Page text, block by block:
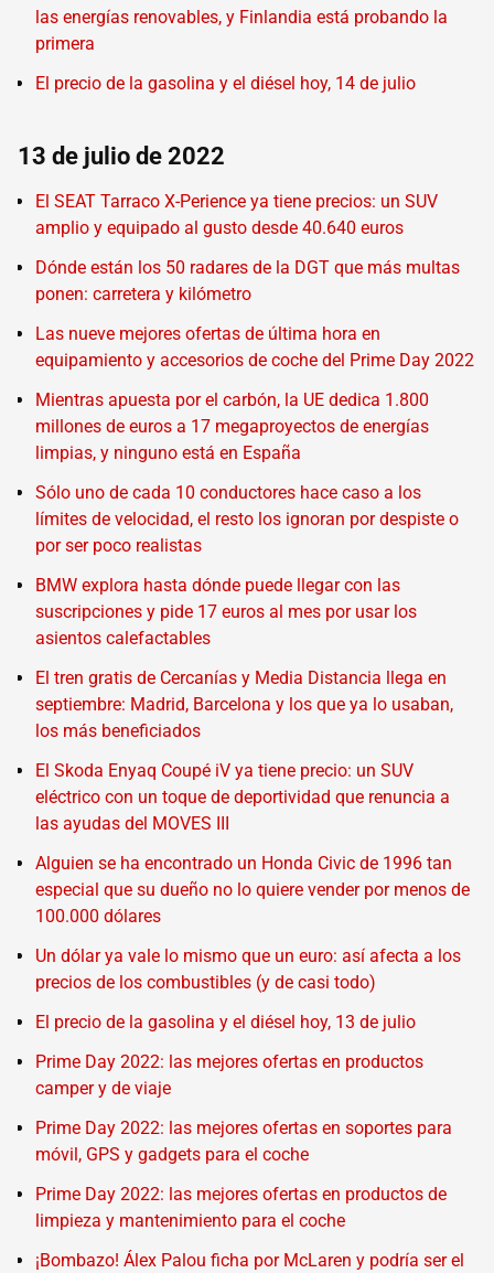
las energías renovables, y Finlandia está probando la
primera
El precio de la gasolina y el diésel hoy, 14 de julio
13 de julio de 2022
El SEAT Tarraco X-Perience ya tiene precios: un SUV
amplio y equipado al gusto desde 40.640 euros
Dónde están los 50 radares de la DGT que más multas
ponen: carretera y kilómetro
Las nueve mejores ofertas de última hora en
equipamiento y accesorios de coche del Prime Day 2022
Mientras apuesta por el carbón, la UE dedica 1.800
millones de euros a 17 megaproyectos de energías
limpias, y ninguno está en España
Sólo uno de cada 10 conductores hace caso a los
límites de velocidad, el resto los ignoran por despiste o
por ser poco realistas
BMW explora hasta dónde puede llegar con las
suscripciones y pide 17 euros al mes por usar los
asientos calefactables
El tren gratis de Cercanías y Media Distancia llega en
septiembre: Madrid, Barcelona y los que ya lo usaban,
los más beneficiados
El Skoda Enyaq Coupé iV ya tiene precio: un SUV
eléctrico con un toque de deportividad que renuncia a
las ayudas del MOVES III
Alguien se ha encontrado un Honda Civic de 1996 tan
especial que su dueño no lo quiere vender por menos de
100.000 dólares
Un dólar ya vale lo mismo que un euro: así afecta a los
precios de los combustibles (y de casi todo)
El precio de la gasolina y el diésel hoy, 13 de julio
Prime Day 2022: las mejores ofertas en productos
camper y de viaje
Prime Day 2022: las mejores ofertas en soportes para
móvil, GPS y gadgets para el coche
Prime Day 2022: las mejores ofertas en productos de
limpieza y mantenimiento para el coche
¡Bombazo! Álex Palou ficha por McLaren y podría ser el